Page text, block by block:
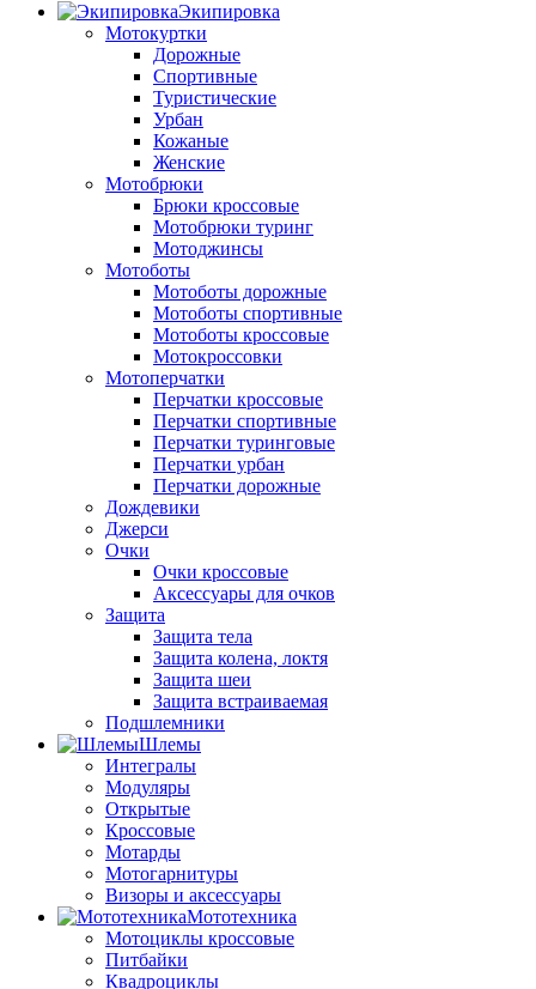
Экипировка
Мотокуртки
Дорожные
Спортивные
Туристические
Урбан
Кожаные
Женские
Мотобрюки
Брюки кроссовые
Мотобрюки туринг
Мотоджинсы
Мотоботы
Мотоботы дорожные
Мотоботы спортивные
Мотоботы кроссовые
Мотокроссовки
Мотоперчатки
Перчатки кроссовые
Перчатки спортивные
Перчатки туринговые
Перчатки урбан
Перчатки дорожные
Дождевики
Джерси
Очки
Очки кроссовые
Аксессуары для очков
Защита
Защита тела
Защита колена, локтя
Защита шеи
Защита встраиваемая
Подшлемники
Шлемы
Интегралы
Модуляры
Открытые
Кроссовые
Мотарды
Мотогарнитуры
Визоры и аксессуары
Мототехника
Мотоциклы кроссовые
Питбайки
Квадроциклы